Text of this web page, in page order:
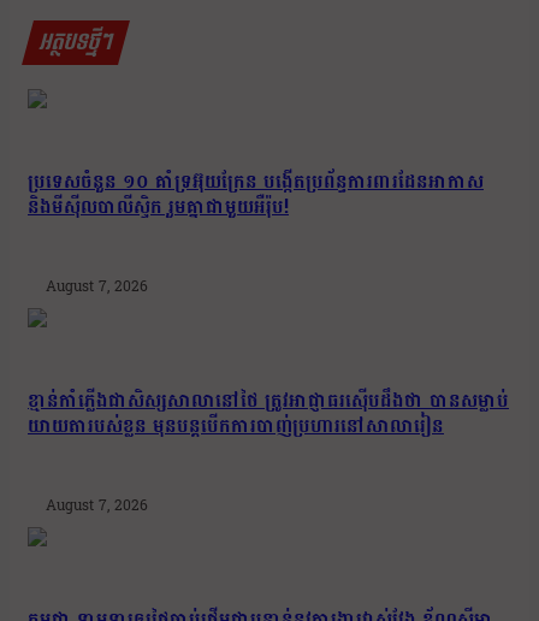
អត្ថបទថ្មីៗ
ប្រទេសចំនួន ១០ គាំទ្រអ៊ុយក្រែន បង្កើតប្រព័ន្ធការពារដែនអាកាស
និងមីស៊ីលបាលីស្ទិក រួមគ្នាជាមួយអឺរ៉ុប!
August 7, 2026
ខ្មាន់កាំភ្លើងជាសិស្សសាលានៅថៃ ត្រូវអាជ្ញាធរស៊ើបដឹងថា បានសម្លាប់
យាយតារបស់ខ្លួន មុនបន្តបើកការបាញ់ប្រហារនៅសាលារៀន
August 7, 2026